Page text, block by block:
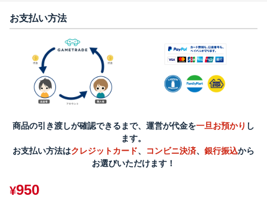
お支払い方法
商品の引き渡しが確認できるまで、運営が代金を一旦お預かり し
ます。
お支払い方法はクレジットカード、 コンビニ決済、 銀行振込から
お選びいただけます！
¥950